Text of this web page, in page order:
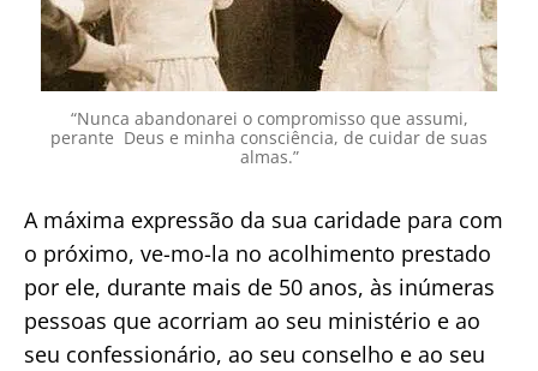
“Nunca abandonarei o compromisso que assumi,
perante Deus e minha consciência, de cuidar de suas
almas.”
A máxima expressão da sua caridade para com
o próximo, ve-mo-la no acolhimento prestado
por ele, durante mais de 50 anos, às inúmeras
pessoas que acorriam ao seu ministério e ao
seu confessionário, ao seu conselho e ao seu